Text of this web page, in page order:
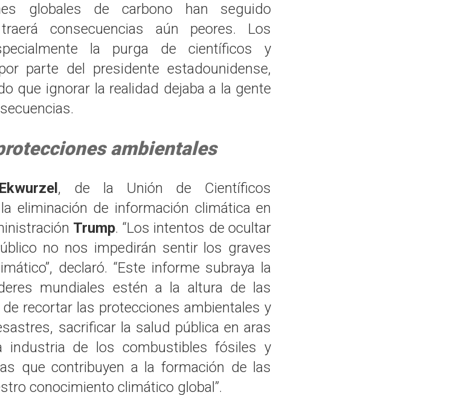
globales de carbono han seguido
consecuencias aún peores. Los
la purga de científicos y
parte del presidente estadounidense,
que ignorar la realidad dejaba a la gente
ambientales
, de la Unión de Científicos
eliminación de información climática en
Trump. “Los intentos de ocultar
no nos impedirán sentir los graves
declaró. “Este informe subraya la
mundiales estén a la altura de las
recortar las protecciones ambientales y
sacrificar la salud pública en aras
industria de los combustibles fósiles y
que contribuyen a la formación de las
conocimiento climático global”.